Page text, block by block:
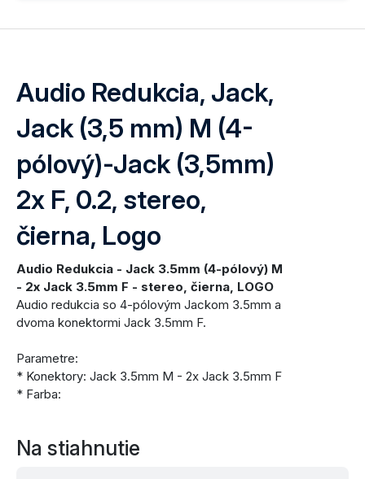
Audio Redukcia, Jack,
Jack (3,5 mm) M (4-
pólový)-Jack (3,5mm)
2x F, 0.2, stereo,
čierna, Logo
Audio Redukcia - Jack 3.5mm (4-pólový) M
- 2x Jack 3.5mm F - stereo, čierna, LOGO
Audio redukcia so 4-pólovým Jackom 3.5mm a
dvoma konektormi Jack 3.5mm F.
Parametre:
* Konektory: Jack 3.5mm M - 2x Jack 3.5mm F
* Farba:
Na stiahnutie